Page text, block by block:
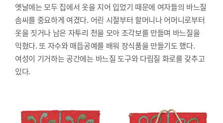
옛날에는 모두 집에서 옷을 지어 입었기 때문에 여자들의 바느질
솜씨를 중요하게 여겼다. 어린 시절부터 할머니나 어머니로부터
옷을 짓거나 남은 자투리 천을 모아 조각보를 만들며 바느질을
익혔다. 또 자수와 매듭공예를 배워 장식품을 만들기도 했다.
여성이 기거하는 공간에는 바느질 도구와 다림질 화로를 갖추고
있다.